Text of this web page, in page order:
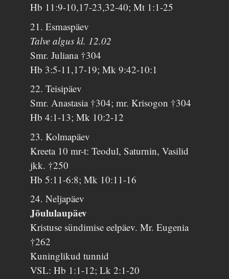
Hb 11:9-10,17-23,32-40; Mt 1:1-25
21. Esmaspäev
Talve algus kl. 12.02
Smr. Juliana †304
Hb 3:5-11,17-19; Mk 9:42-10:1
22. Teisipäev
Smr. Anastasia †304; mr. Krisogon †304
Hb 4:1-13; Mk 10:2-12
23. Kolmapäev
Kreeta 10 mr-t: Teodul, Saturnin, Vasilid
jkk. †250
Hb 5:11-6:8; Mk 10:11-16
24. Neljapäev
Jõululaupäev
Kristuse sündimise eelpäev. Mr. Eugenia
†262
Kuninglikud tunnid
VSL: Hb 1:1-12; Lk 2:1-20